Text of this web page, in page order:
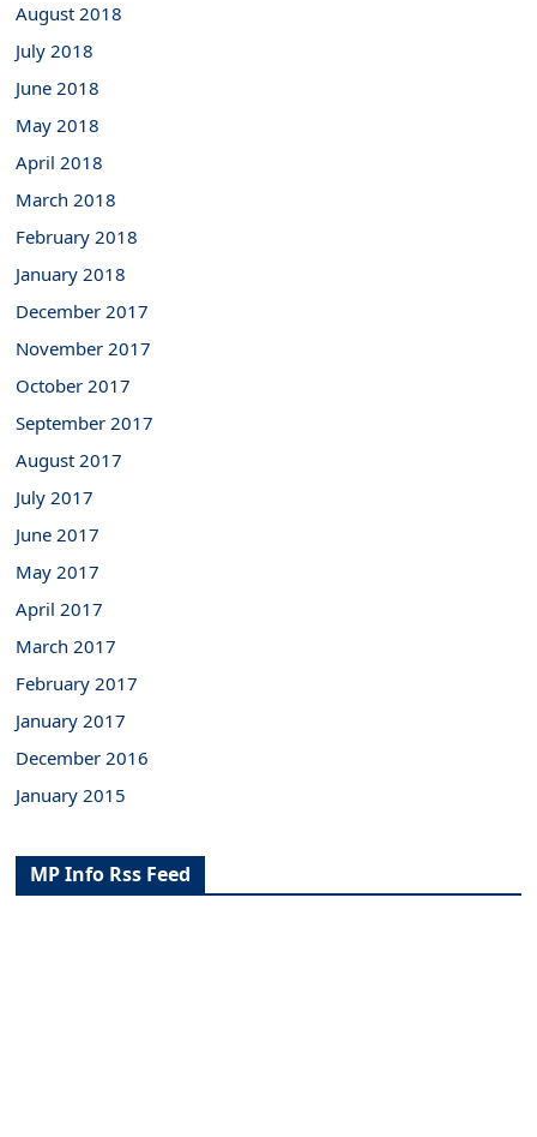
August 2018
July 2018
June 2018
May 2018
April 2018
March 2018
February 2018
January 2018
December 2017
November 2017
October 2017
September 2017
August 2017
July 2017
June 2017
May 2017
April 2017
March 2017
February 2017
January 2017
December 2016
January 2015
MP Info Rss Feed